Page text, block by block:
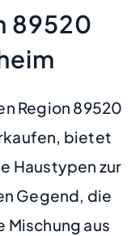
89520
Region 89520
bietet
Haustypen zur
Gegend, die
Mischung aus